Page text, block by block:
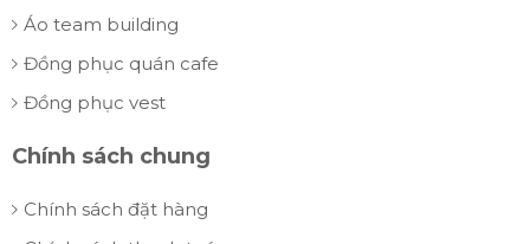
Áo team building
Đồng phục quán cafe
Đồng phục vest
Chính sách chung
Chính sách đặt hàng